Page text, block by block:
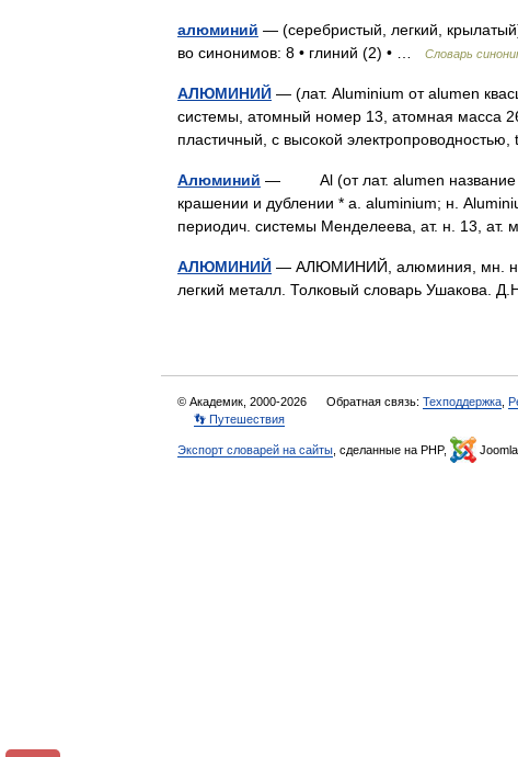
алюминий — (серебристый, легкий,
во синонимов: 8 • глиний (2) • …
Словарь
АЛЮМИНИЙ — (лат. Aluminium от alumen
системы, атомный номер 13, атомная масса
пластичный, с высокой
Алюминий — Al (от лат. alumen название
крашении и дублении * a. aluminium; н.
периодич. системы Mенделеева, ат. н. 13,
АЛЮМИНИЙ — АЛЮМИНИЙ, алюминия, мн.
легкий металл. Толковый словарь Ушакова.
© Академик, 2000-2026 Обратная связь: Техподдержка
👣 Путешествия
Экспорт словарей на сайты , сделанные на PHP, Joomla,